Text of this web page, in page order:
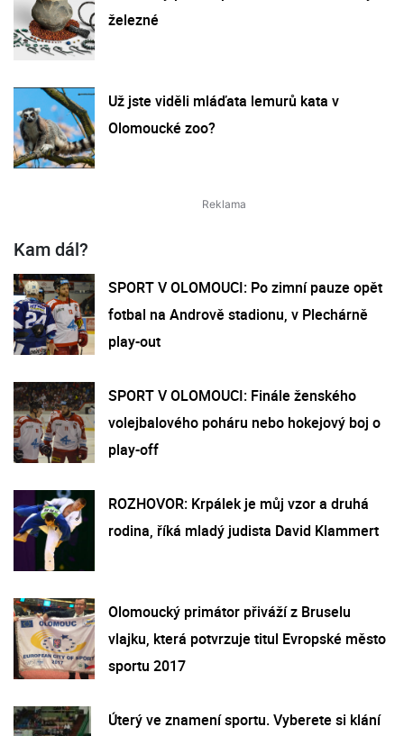
železné
Už jste viděli mláďata lemurů kata v
Olomoucké zoo?
Kam dál?
SPORT V OLOMOUCI: Po zimní pauze opět
fotbal na Andrově stadionu, v Plechárně
play-out
SPORT V OLOMOUCI: Finále ženského
volejbalového poháru nebo hokejový boj o
play-off
ROZHOVOR: Krpálek je můj vzor a druhá
rodina, říká mladý judista David Klammert
Olomoucký primátor přiváží z Bruselu
vlajku, která potvrzuje titul Evropské město
sportu 2017
Úterý ve znamení sportu. Vyberete si klání